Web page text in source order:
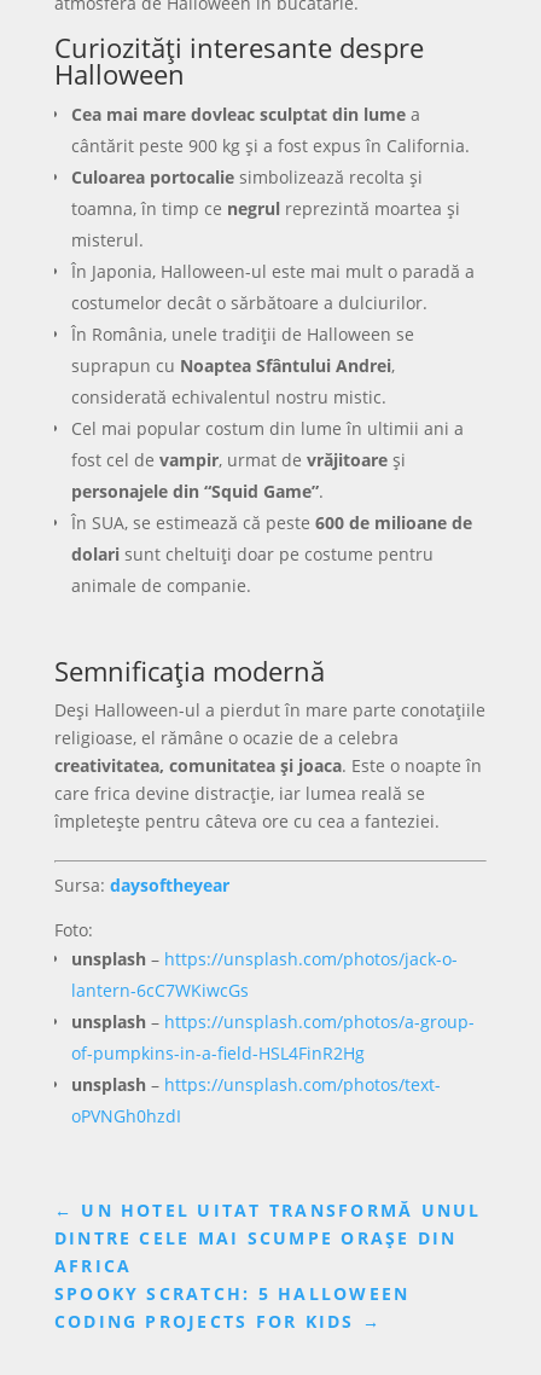
Curiozități interesante despre
Halloween
Cea mai mare dovleac sculptat din lumea
cântărit peste 900 kg și a fost expus în California.
Culoarea portocaliesimbolizează recolta și
toamna, în timp ce negrulreprezintă moartea și
misterul.
În Japonia, Halloween-ul este mai mult o paradă a
costumelor decât o sărbătoare a dulciurilor.
În România, unele tradiții de Halloween se
suprapun cu Noaptea Sfântului Andrei,
considerată echivalentul nostru mistic.
Cel mai popular costum din lume în ultimii ani a
fost cel de vampir, urmat de vrăjitoareși
personajele din “Squid Game”.
În SUA, se estimează că peste 600 de milioane de
dolarisunt cheltuiți doar pe costume pentru
animale de companie.
Semnificația modernă
Deși Halloween-ul a pierdut în mare parte conotațiile
religioase, el rămâne o ocazie de a celebra
creativitatea, comunitatea și joaca. Este o noapte în
care frica devine distracție, iar lumea reală se
împletește pentru câteva ore cu cea a fanteziei.
Sursa: daysoftheyear
Foto:
unsplash – https://unsplash.com/photos/jack-o-
lantern-6cC7WKiwcGs
unsplash – https://unsplash.com/photos/a-group-
of-pumpkins-in-a-field-HSL4FinR2Hg
unsplash – https://unsplash.com/photos/text-
oPVNGh0hzdI
← UN HOTEL UITAT TRANSFORMĂ UNUL
DINTRE CELE MAI SCUMPE ORAȘE DIN
AFRICA
SPOOKY SCRATCH: 5 HALLOWEEN
CODING PROJECTS FOR KIDS
→